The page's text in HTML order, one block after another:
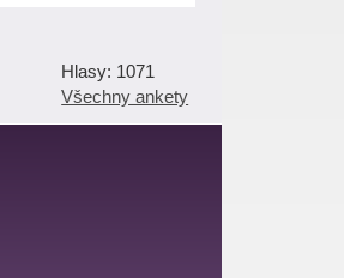
1071
Všechny ankety